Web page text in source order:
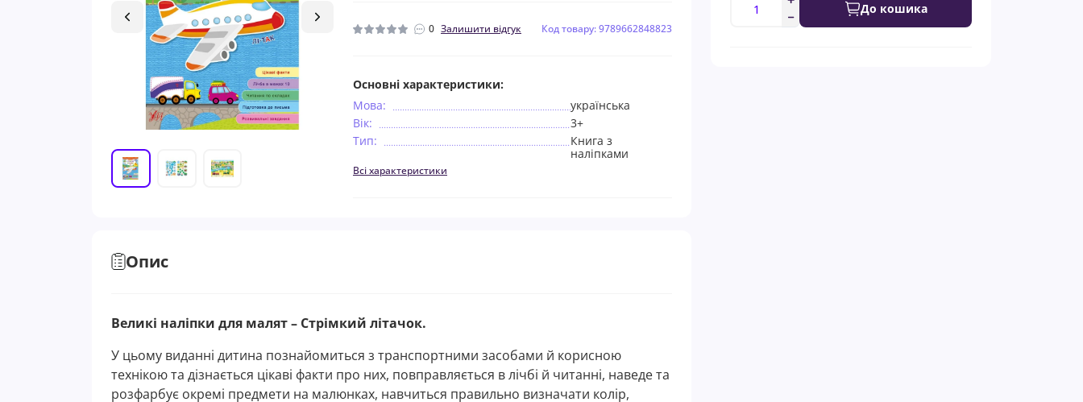
0 Залишити відгук Код товару: 9789662848823
До кошика
Основні характеристики:
Мова:
українська
Вік:
3+
Тип:
Книга з
наліпками
Всі характеристики
Опис
Великі наліпки для малят – Стрімкий літачок.
У цьому виданні дитина познайомиться з транспортними засобами й корисною
технікою та дізнається цікаві факти про них, повправляється в лічбі й читанні, наведе та
розфарбує окремі предмети на малюнках, навчиться правильно визначати колір,